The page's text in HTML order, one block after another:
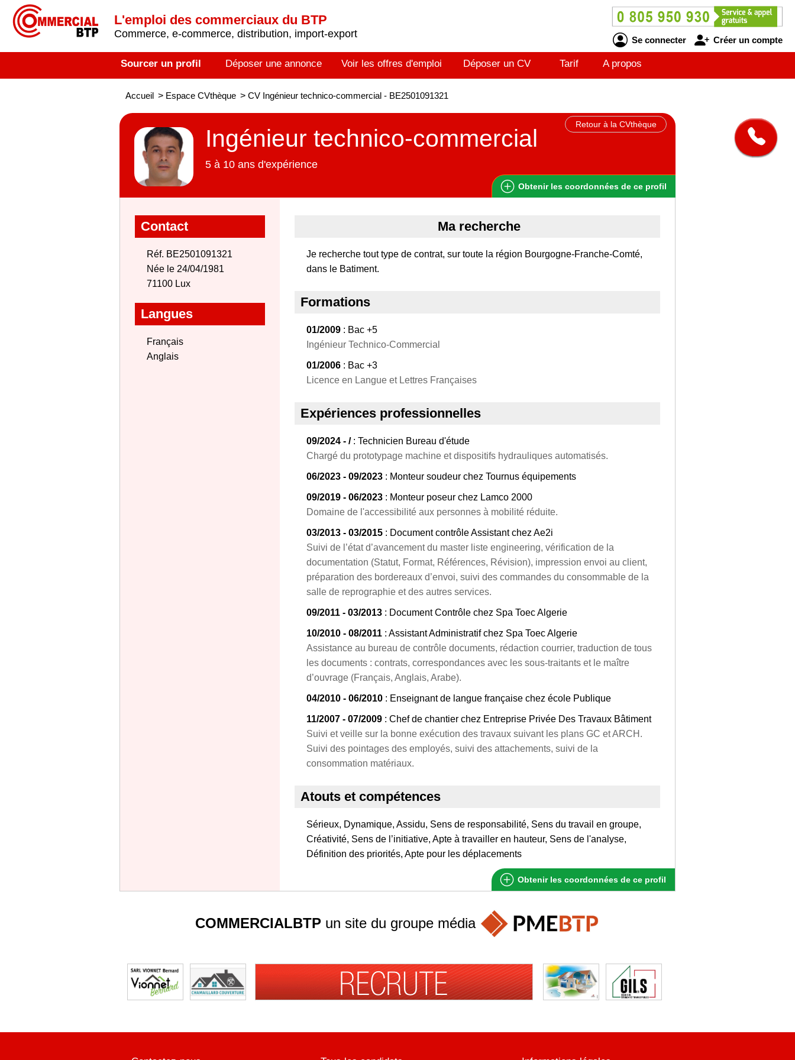
L'emploi des commerciaux du BTP
Commerce, e-commerce, distribution, import-export
Se connecter Créer un compte
Sourcer un profil Déposer une annonce Voir les offres d'emploi Déposer un CV Tarif A propos
Accueil > Espace CVthèque > CV Ingénieur technico-commercial - BE2501091321
Retour à la CVthèque
Ingénieur technico-commercial
5 à 10 ans d'expérience
Obtenir les coordonnées de ce profil
Contact
Réf. BE2501091321
Née le 24/04/1981
71100 Lux
Langues
Français
Anglais
Ma recherche
Je recherche tout type de contrat, sur toute la région Bourgogne-Franche-Comté,
dans le Batiment.
Formations
01/2009 : Bac +5
Ingénieur Technico-Commercial
01/2006 : Bac +3
Licence en Langue et Lettres Françaises
Expériences professionnelles
09/2024 - /: Technicien Bureau d'étude
Chargé du prototypage machine et dispositifs hydrauliques automatisés.
06/2023 - 09/2023 : Monteur soudeur chez Tournus équipements
09/2019 - 06/2023 : Monteur poseur chez Lamco 2000
Domaine de l'accessibilité aux personnes à mobilité réduite.
03/2013 - 03/2015 : Document contrôle Assistant chez Ae2i
Suivi de l’état d’avancement du master liste engineering, vérification de la
documentation (Statut, Format, Références, Révision), impression envoi au client,
préparation des bordereaux d’envoi, suivi des commandes du consommable de la
salle de reprographie et des autres services.
09/2011 - 03/2013 : Document Contrôle chez Spa Toec Algerie
10/2010 - 08/2011 : Assistant Administratif chez Spa Toec Algerie
Assistance au bureau de contrôle documents, rédaction courrier, traduction de tous
les documents : contrats, correspondances avec les sous-traitants et le maître
d’ouvrage (Français, Anglais, Arabe).
04/2010 - 06/2010 : Enseignant de langue française chez école Publique
11/2007 - 07/2009 : Chef de chantier chez Entreprise Privée Des Travaux Bâtiment
Suivi et veille sur la bonne exécution des travaux suivant les plans GC et ARCH.
Suivi des pointages des employés, suivi des attachements, suivi de la
consommation matériaux.
Atouts et compétences
Sérieux, Dynamique, Assidu, Sens de responsabilité, Sens du travail en groupe,
Créativité, Sens de l’initiative, Apte à travailler en hauteur, Sens de l'analyse,
Définition des priorités, Apte pour les déplacements
Obtenir les coordonnées de ce profil
COMMERCIALBTP un site du groupe média